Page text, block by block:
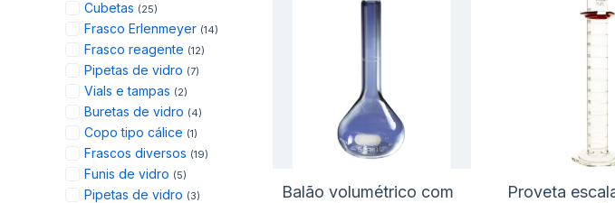
Balão volumétrico com
Adicionar
desejos
Adicionar
Comparar
Proveta
Cubetas 25items
Frasco Erlenmeyer 14items
Frasco reagente 12items
Pipetas de vidro 7items
Vials e tampas 2items
Buretas de vidro 4items
Copo tipo cálice 1item
Frascos diversos 19items
Funis de vidro 5items
Pipetas de vidro 3items